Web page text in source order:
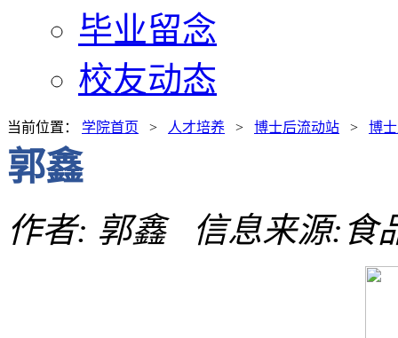
毕业留念
校友动态
当前位置： 学院首页 > 人才培养 > 博士后流动站 > 博
郭鑫
作者: 郭鑫 信息来源:食